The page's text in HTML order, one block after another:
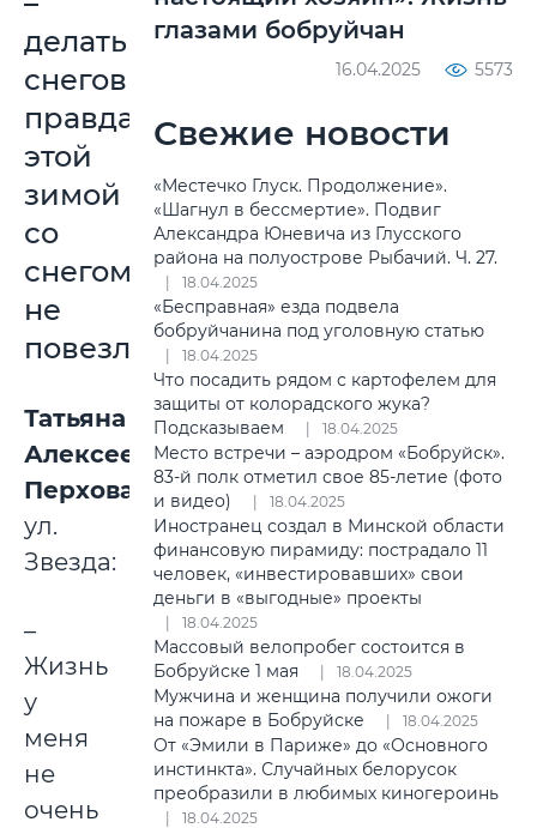
делать
снеговиков,
правда,
этой
зимой
со
снегом
не
повезло»
Татьяна
Алексеевна,
Перхова
ул.
Звезда:
–
Жизнь
у
меня
не
очень
глазами бобруйчан
16.04.2025 5573
Свежие новости
«Местечко Глуск. Продолжение».
«Шагнул в бессмертие». Подвиг
Александра Юневича из Глусского
района на полуострове Рыбачий. Ч. 27.
18.04.2025
«Бесправная» езда подвела
бобруйчанина под уголовную статью
18.04.2025
Что посадить рядом с картофелем для
защиты от колорадского жука?
Подсказываем
18.04.2025
Место встречи – аэродром «Бобруйск».
83-й полк отметил свое 85-летие (фото
и видео)
18.04.2025
Иностранец создал в Минской области
финансовую пирамиду: пострадало 11
человек, «инвестировавших» свои
деньги в «выгодные» проекты
18.04.2025
Массовый велопробег состоится в
Бобруйске 1 мая
18.04.2025
Мужчина и женщина получили ожоги
на пожаре в Бобруйске
18.04.2025
От «Эмили в Париже» до «Основного
инстинкта». Случайных белорусок
преобразили в любимых киногероинь
18.04.2025